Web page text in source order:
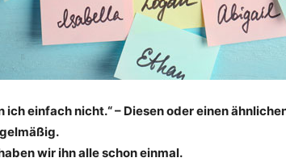
ich einfach nicht.“ – Diesen oder einen
wir ihn alle schon einmal.